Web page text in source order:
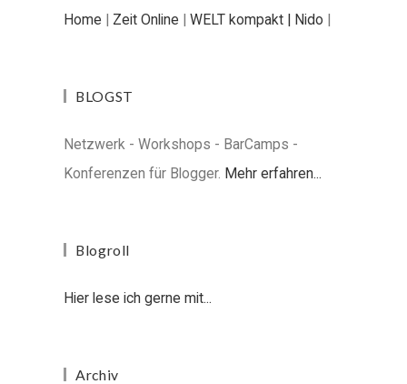
Home | Zeit Online | WELT kompakt | Nido |
BLOGST
Netzwerk - Workshops - BarCamps -
Konferenzen für Blogger. Mehr erfahren...
Blogroll
Hier lese ich gerne mit...
Archiv